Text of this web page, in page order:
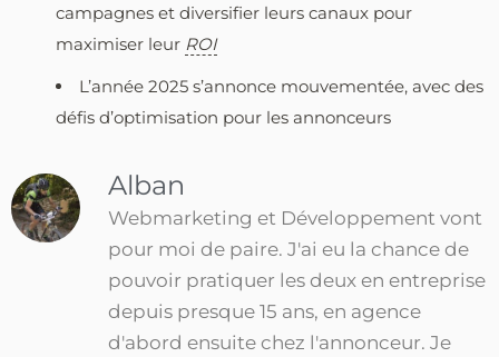
campagnes et diversifier leurs canaux pour
maximiser leur ROI
L’année 2025 s’annonce mouvementée, avec des
défis d’optimisation pour les annonceurs
Alban
Webmarketing et Développement vont
pour moi de paire. J'ai eu la chance de
pouvoir pratiquer les deux en entreprise
depuis presque 15 ans, en agence
d'abord ensuite chez l'annonceur. Je